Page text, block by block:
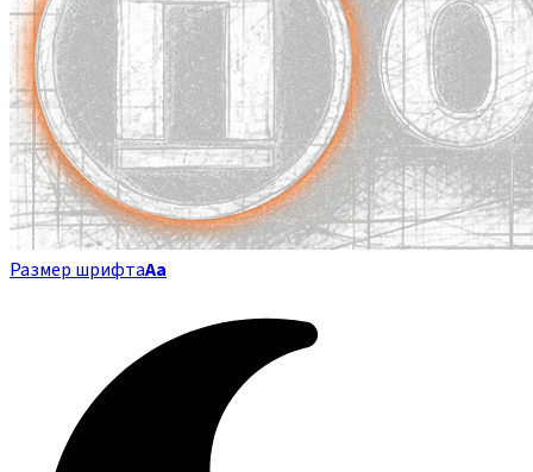
Размер шрифтаАа